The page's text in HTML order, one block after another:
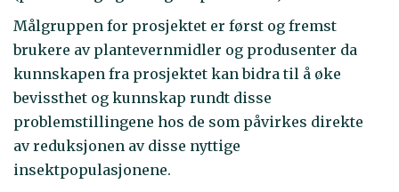
Målgruppen for prosjektet er først og fremst
brukere av plantevernmidler og produsenter da
kunnskapen fra prosjektet kan bidra til å øke
bevissthet og kunnskap rundt disse
problemstillingene hos de som påvirkes direkte
av reduksjonen av disse nyttige
insektpopulasjonene.